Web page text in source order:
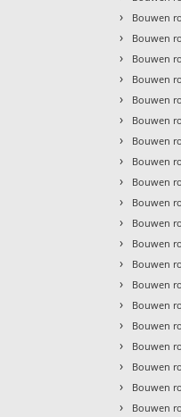
› Bouwen
› Bouwen
› Bouwen
› Bouwen
› Bouwen
› Bouwen
› Bouwen
› Bouwen
› Bouwen
› Bouwen
› Bouwen
› Bouwen
› Bouwen
› Bouwen
› Bouwen
› Bouwen
› Bouwen
› Bouwen
› Bouwen
› Bouwen